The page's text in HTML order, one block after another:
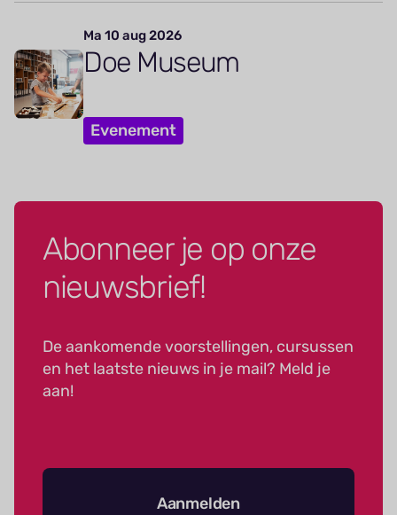
Ma 10 aug 2026
Doe Museum
Evenement
Abonneer je op onze
nieuwsbrief!
De aankomende voorstellingen, cursussen
en het laatste nieuws in je mail? Meld je
aan!
Aanmelden